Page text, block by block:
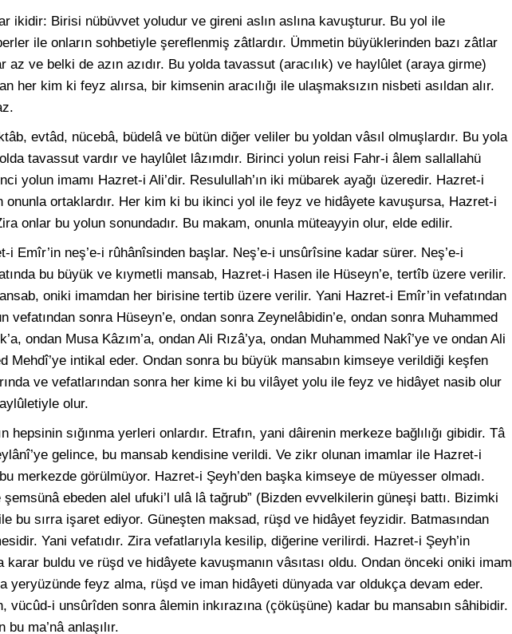
ikidir: Birisi nübüvvet yoludur ve gireni aslın aslına kavuşturur. Bu yol ile
ile onların sohbetiyle şereflenmiş zâtlardır. Ümmetin büyüklerinden bazı zâtlar
az ve belki de azın azıdır. Bu yolda tavassut (aracılık) ve haylûlet (araya girme)
her kim ki feyz alırsa, bir kimsenin aracılığı ile ulaşmaksızın nisbeti asıldan alır.
evtâd, nücebâ, büdelâ ve bütün diğer veliler bu yoldan vâsıl olmuşlardır. Bu yola
tavassut vardır ve haylûlet lâzımdır. Birinci yolun reisi Fahr-i âlem sallallahü
yolun imamı Hazret-i Ali’dir. Resulullah’ın iki mübarek ayağı üzeredir. Hazret-i
onunla ortaklardır. Her kim ki bu ikinci yol ile feyz ve hidâyete kavuşursa, Hazret-i
onlar bu yolun sonundadır. Bu makam, onunla müteayyin olur, elde edilir.
i Emîr’in neş’e-i rûhânîsinden başlar. Neş’e-i unsûrîsine kadar sürer. Neş’e-i
bu büyük ve kıymetli mansab, Hazret-i Hasen ile Hüseyn’e, tertîb üzere verilir.
oniki imamdan her birisine tertib üzere verilir. Yani Hazret-i Emîr’in vefatından
vefatından sonra Hüseyn’e, ondan sonra Zeynelâbidin’e, ondan sonra Muhammed
ondan Musa Kâzım’a, ondan Ali Rızâ’ya, ondan Muhammed Nakî’ye ve ondan Ali
Mehdî’ye intikal eder. Ondan sonra bu büyük mansabın kimseye verildiği keşfen
ve vefatlarından sonra her kime ki bu vilâyet yolu ile feyz ve hidâyet nasib olur
olur.
hepsinin sığınma yerleri onlardır. Etrafın, yani dâirenin merkeze bağlılığı gibidir. Tâ
gelince, bu mansab kendisine verildi. Ve zikr olunan imamlar ile Hazret-i
merkezde görülmüyor. Hazret-i Şeyh’den başka kimseye de müyesser olmadı.
ebeden alel ufuki’l ulâ lâ tağrub” (Bizden evvelkilerin güneşi battı. Bizimki
bu sırra işaret ediyor. Güneşten maksad, rüşd ve hidâyet feyzidir. Batmasından
Yani vefatıdır. Zira vefatlarıyla kesilip, diğerine verilirdi. Hazret-i Şeyh’in
karar buldu ve rüşd ve hidâyete kavuşmanın vâsıtası oldu. Ondan önceki oniki imam
yeryüzünde feyz alma, rüşd ve iman hidâyeti dünyada var oldukça devam eder.
vücûd-i unsûrîden sonra âlemin inkırazına (çöküşüne) kadar bu mansabın sâhibidir.
ma’nâ anlaşılır.